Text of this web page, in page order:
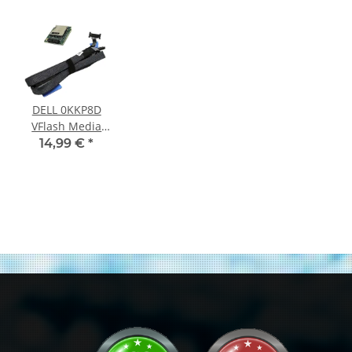
DELL 0KKP8D
VFlash Media
Reader + Kabel
14,99 €*